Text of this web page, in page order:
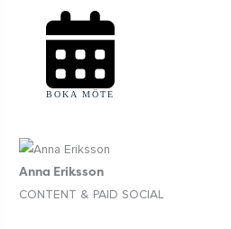
BOKA MÖTE
Anna Eriksson
CONTENT & PAID SOCIAL